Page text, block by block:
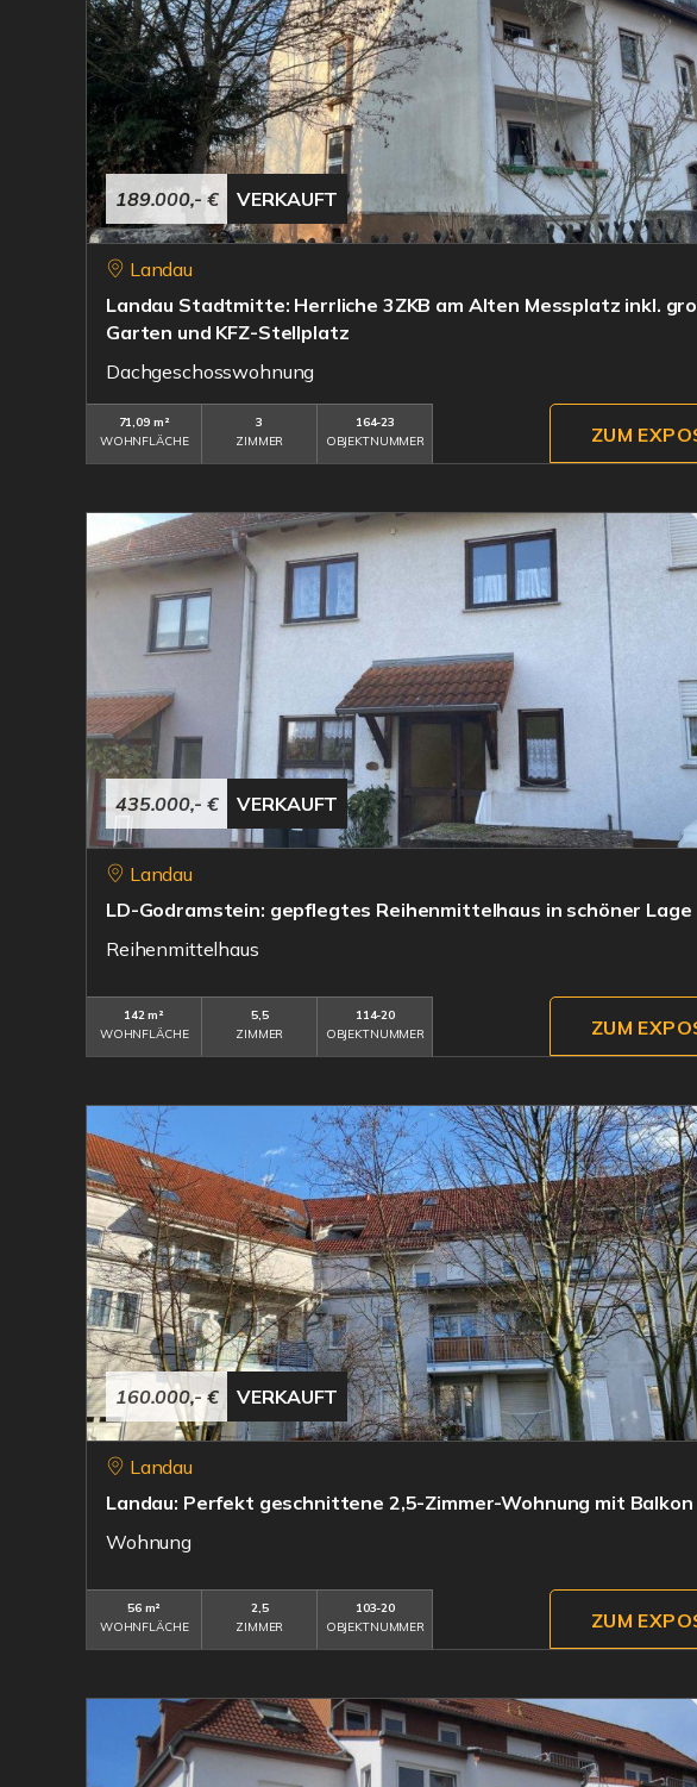
189.000,- € VERKAUFT
Landau
Landau Stadtmitte: Herrliche 3ZKB am Alten Messplatz inkl.
Garten und KFZ-Stellplatz
Dachgeschosswohnung
71,09 m²
WOHNFLÄCHE
3
ZIMMER
164-23
OBJEKTNUMMER
ZUM
435.000,- € VERKAUFT
Landau
LD-Godramstein: gepflegtes Reihenmittelhaus in schöner Lage
Reihenmittelhaus
142 m²
WOHNFLÄCHE
5,5
ZIMMER
114-20
OBJEKTNUMMER
ZUM
160.000,- € VERKAUFT
Landau
Landau: Perfekt geschnittene 2,5-Zimmer-Wohnung mit Balkon
Wohnung
56 m²
WOHNFLÄCHE
2,5
ZIMMER
103-20
OBJEKTNUMMER
ZUM